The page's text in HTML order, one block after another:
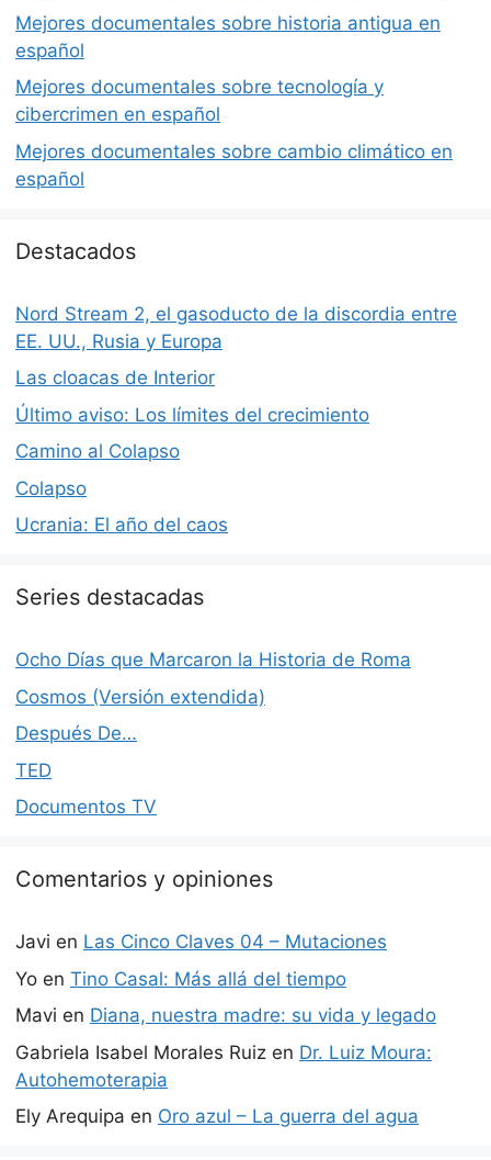
Mejores documentales sobre historia antigua en
español
Mejores documentales sobre tecnología y
cibercrimen en español
Mejores documentales sobre cambio climático en
español
Destacados
Nord Stream 2, el gasoducto de la discordia entre
EE. UU., Rusia y Europa
Las cloacas de Interior
Último aviso: Los límites del crecimiento
Camino al Colapso
Colapso
Ucrania: El año del caos
Series destacadas
Ocho Días que Marcaron la Historia de Roma
Cosmos (Versión extendida)
Después De…
TED
Documentos TV
Comentarios y opiniones
Javi en Las Cinco Claves 04 – Mutaciones
Yo en Tino Casal: Más allá del tiempo
Mavi en Diana, nuestra madre: su vida y legado
Gabriela Isabel Morales Ruiz en Dr. Luiz Moura:
Autohemoterapia
Ely Arequipa en Oro azul – La guerra del agua